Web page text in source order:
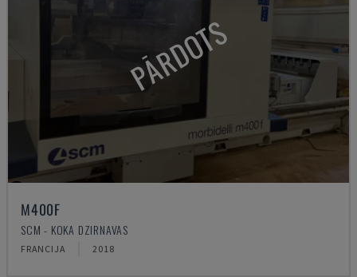
PĀRDOTS
M400F
SCM - KOKA DZIRNAVAS
FRANCIJA 2018